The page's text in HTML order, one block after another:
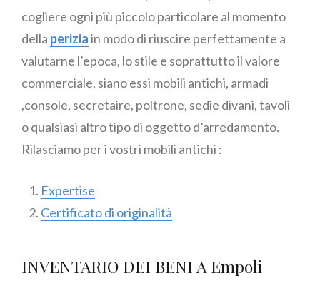
cogliere ogni più piccolo particolare al momento
della periziain modo di riuscire perfettamente a
valutarne l’epoca, lo stile e soprattutto il valore
commerciale, siano essi mobili antichi, armadi
,console, secretaire, poltrone, sedie divani, tavoli
o qualsiasi altro tipo di oggetto d’arredamento.
Rilasciamo per i vostri mobili antichi :
Expertise
Certificato di originalità
INVENTARIO DEI BENI A Empoli